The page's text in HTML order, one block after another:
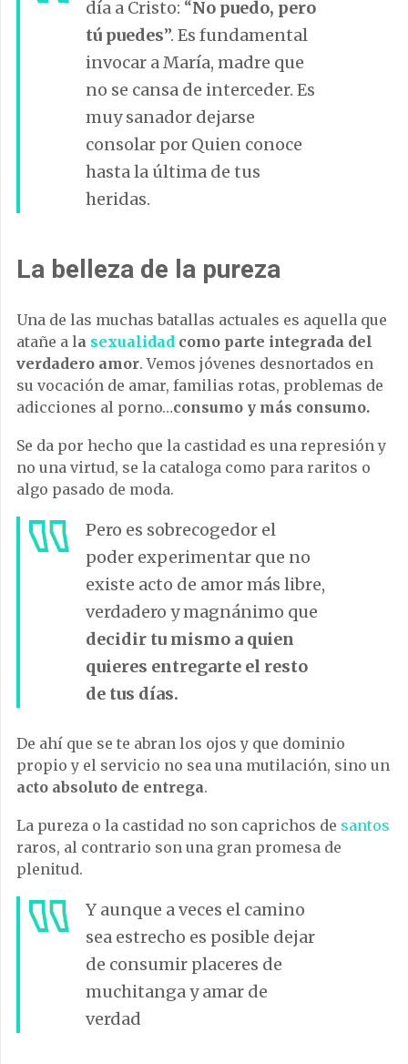
día a Cristo: “No puedo, pero
tú puedes”. Es fundamental
invocar a María, madre que
no se cansa de interceder. Es
muy sanador dejarse
consolar por Quien conoce
hasta la última de tus
heridas.
La belleza de la pureza
Una de las muchas batallas actuales es aquella que
atañe a la sexualidad como parte integrada del
verdadero amor. Vemos jóvenes desnortados en
su vocación de amar, familias rotas, problemas de
adicciones al porno…consumo y más consumo.
Se da por hecho que la castidad es una represión y
no una virtud, se la cataloga como para raritos o
algo pasado de moda.
Pero es sobrecogedor el
poder experimentar que no
existe acto de amor más libre,
verdadero y magnánimo que
decidir tu mismo a quien
quieres entregarte el resto
de tus días.
De ahí que se te abran los ojos y que dominio
propio y el servicio no sea una mutilación, sino un
acto absoluto de entrega.
La pureza o la castidad no son caprichos de santos
raros, al contrario son una gran promesa de
plenitud.
Y aunque a veces el camino
sea estrecho es posible dejar
de consumir placeres de
muchitanga y amar de
verdad